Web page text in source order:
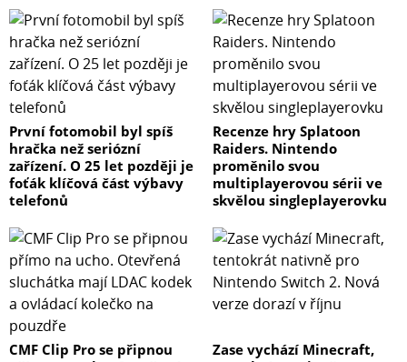
První fotomobil byl spíš
hračka než seriózní
zařízení. O 25 let později je
foťák klíčová část výbavy
telefonů
Recenze hry Splatoon
Raiders. Nintendo
proměnilo svou
multiplayerovou sérii ve
skvělou singleplayerovku
CMF Clip Pro se připnou
Zase vychází Minecraft,